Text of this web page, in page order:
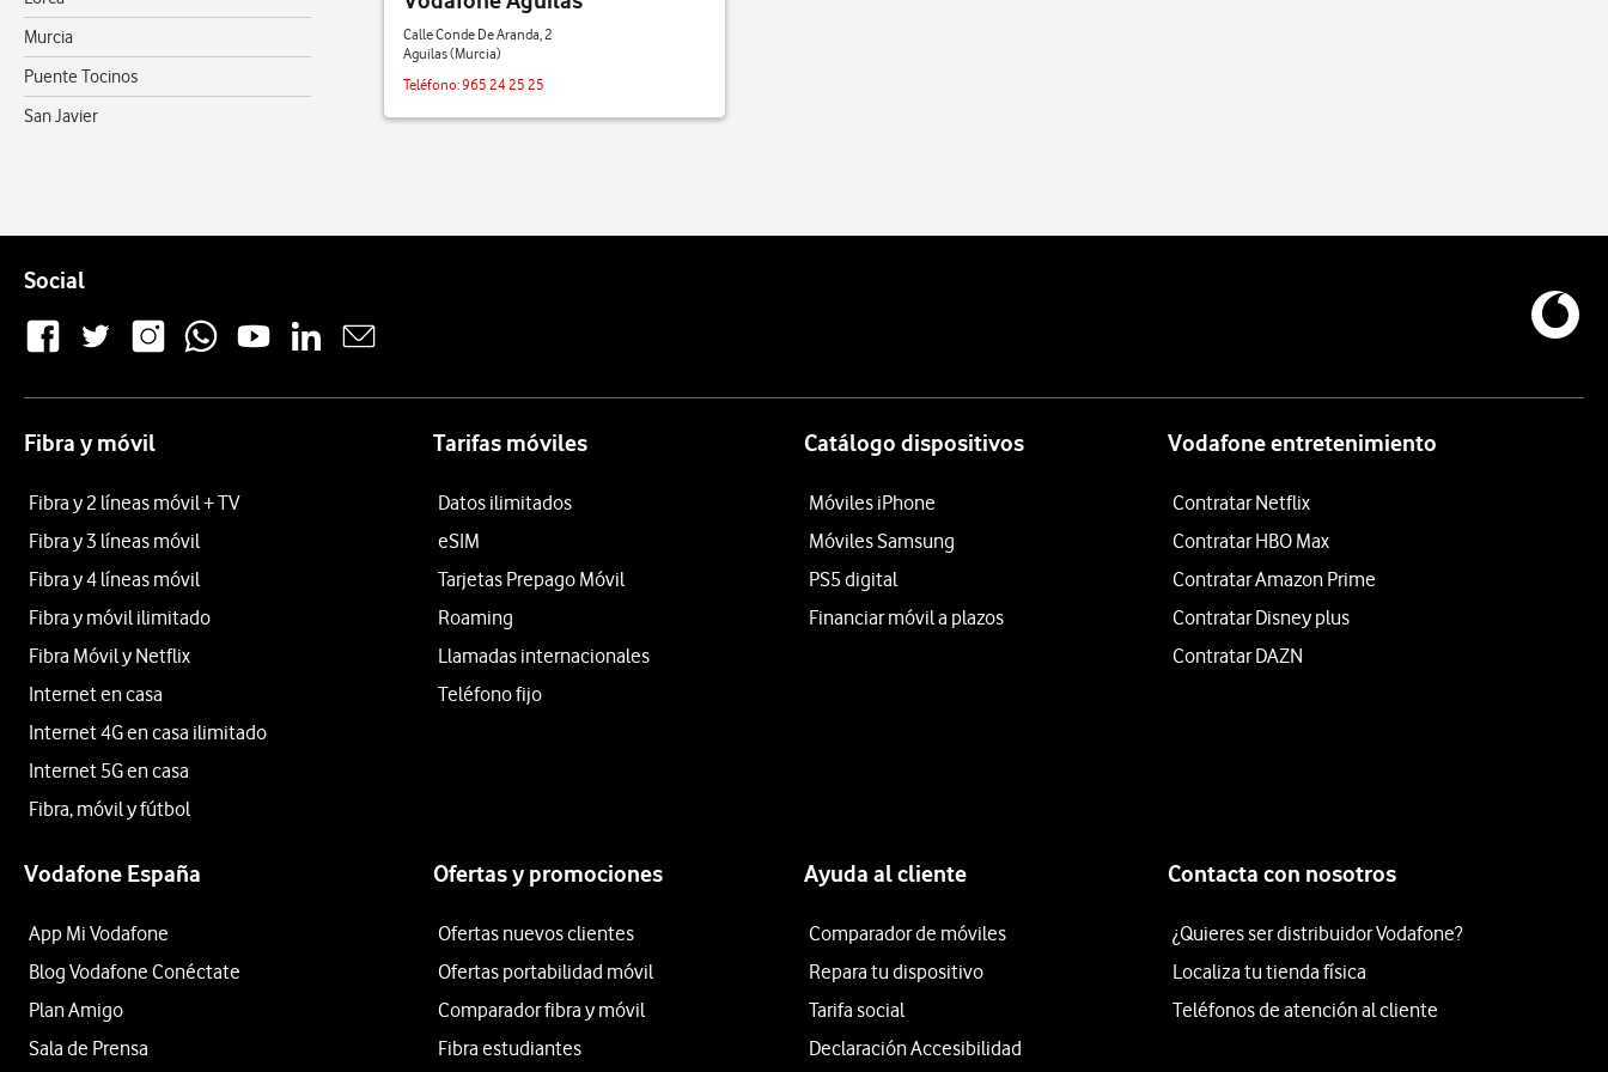
Murcia
Puente Tocinos
San Javier
Calle Conde De Aranda, 2
Aguilas (Murcia)
Teléfono:965 24 25 25
SocialEnlaces a las redes sociales de Vodafone
Fibra y móvil
Fibra y 2 líneas móvil + TV
Fibra y 3 líneas móvil
Fibra y 4 líneas móvil
Fibra y móvil ilimitado
Fibra Móvil y Netflix
Internet en casa
Internet 4G en casa ilimitado
Internet 5G en casa
Fibra, móvil y fútbol
Tarifas móviles
Datos ilimitados
eSIM
Tarjetas Prepago Móvil
Roaming
Llamadas internacionales
Teléfono fijo
Catálogo dispositivos
Móviles iPhone
Móviles Samsung
PS5 digital
Financiar móvil a plazos
Vodafone entretenimiento
Contratar Netflix
Contratar HBO Max
Contratar Amazon Prime
Contratar Disney plus
Contratar DAZN
Vodafone España
App Mi Vodafone
Blog Vodafone Conéctate
Plan Amigo
Sala de Prensa
Ofertas y promociones
Ofertas nuevos clientes
Ofertas portabilidad móvil
Comparador fibra y móvil
Fibra estudiantes
Ayuda al cliente
Comparador de móviles
Repara tu dispositivo
Tarifa social
Declaración Accesibilidad
Contacta con nosotros
¿Quieres ser distribuidor Vodafone?
Localiza tu tienda física
Teléfonos de atención al cliente